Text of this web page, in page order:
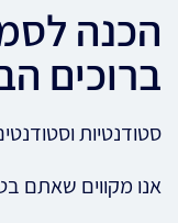
הכנה
ברוכים
סטודנטיות
אנו מקווים שאתם